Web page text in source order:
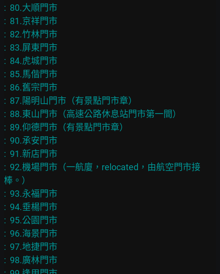
:  80.大順門市
:  81.京祥門市
:  82.竹林門市
:  83.屏東門市
:  84.虎城門市
:  85.馬偕門市
:  86.舊宗門市
:  87.陽明山門市（有景點門市章）
:  88.東山門市（高速公路休息站門市第一間）
:  89.仰德門市（有景點門市章）
:  90.承安門市
:  91.新店門市
:  92.機場門市（一航廈，relocated，由航空門市接
棒。）
:  93.永福門市
:  94.垂楊門市
:  95.公園門市
:  96.海景門市
:  97.地捷門市
:  98.廣林門市